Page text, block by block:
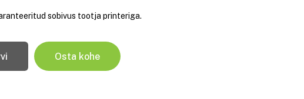
sobivus tootja printeriga.
Osta kohe